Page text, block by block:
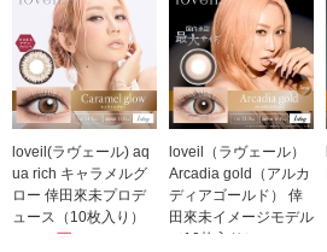
loveil(ラヴェール) aq
ua rich キャラメルグ
ロー 倖田來未プロデ
ュース（10枚入り）
1,760円
loveil（ラヴェール）
Arcadia gold（アルカ
ディアゴールド） 倖
田來未イメージモデル
（10枚入り）